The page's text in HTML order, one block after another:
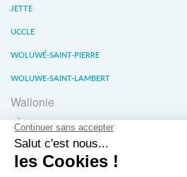
JETTE
UCCLE
WOLUWÉ-SAINT-PIERRE
WOLUWE-SAINT-LAMBERT
Wallonie
LIÈGE
WATERLOO
WAVRE